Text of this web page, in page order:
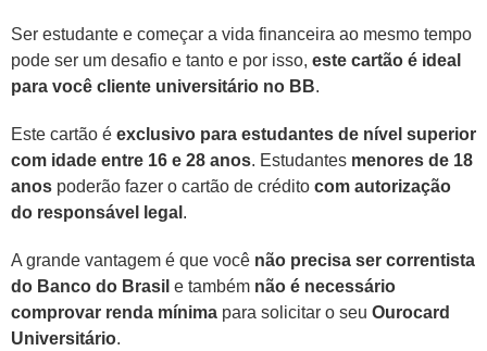
Ser estudante e começar a vida financeira ao mesmo tempo
pode ser um desafio e tanto e por isso, este cartão é ideal
para você cliente universitário no BB.
Este cartão é exclusivo para estudantes de nível superior
com idade entre 16 e 28 anos. Estudantes menores de 18
anos poderão fazer o cartão de crédito com autorização
do responsável legal .
A grande vantagem é que você não precisa ser correntista
do Banco do Brasil e também não é necessário
comprovar renda mínima para solicitar o seu Ourocard
Universitário.